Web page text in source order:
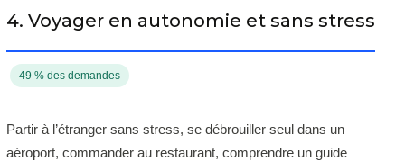
4. Voyager en autonomie et sans stress
49 % des demandes
Partir à l’étranger sans stress, se débrouiller seul dans un
aéroport, commander au restaurant, comprendre un guide